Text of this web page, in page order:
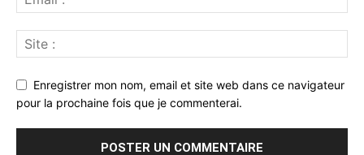
Enregistrer mon nom, email et site web dans ce navigateur
pour la prochaine fois que je commenterai.